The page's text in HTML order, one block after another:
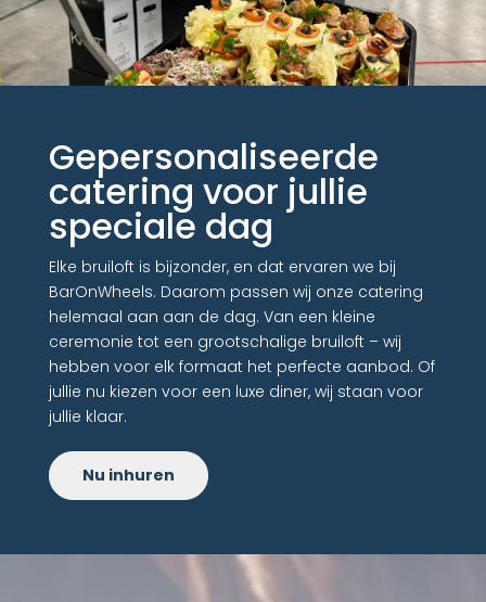
Gepersonaliseerde
catering voor jullie
speciale dag
Elke bruiloft is bijzonder, en dat ervaren we bij
BarOnWheels. Daarom passen wij onze catering
helemaal aan aan de dag. Van een kleine
ceremonie tot een grootschalige bruiloft – wij
hebben voor elk formaat het perfecte aanbod. Of
jullie nu kiezen voor een luxe diner, wij staan voor
jullie klaar.
Nu inhuren